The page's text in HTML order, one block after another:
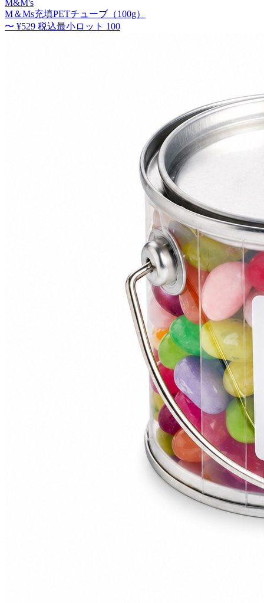
M&M's
M＆Ms充填PETチューブ（100g）
〜 ¥529 税込最小ロット 100